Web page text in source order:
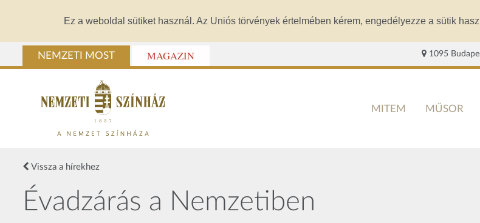
Ez a weboldal sütiket használ. Az Uniós törvények értelmében kérem, engedélyezze a sütik
NEMZETI MOST MAGAZIN 1095
MITEM MŰSOR
Vissza a hírekhez
Évadzárás a Nemzetiben